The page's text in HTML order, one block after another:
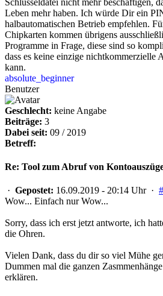
Leben mehr haben. Ich würde Dir ein
halbautomatischen Betrieb empfehlen.
Chipkarten kommen übrigens
Programme in Frage, diese sind so
dass es keine einzige nichtkommerzielle
kann.
absolute_beginner
Benutzer
Geschlecht: keine Angabe
Beiträge: 3
Dabei seit: 09 / 2019
Betreff:
Re: Tool zum Abruf von
· Gepostet: 16.09.2019 - 20:14 Uhr ·
Wow... Einfach nur Wow...
Sorry, dass ich erst jetzt antworte, ich
die Ohren.
Vielen Dank, dass du dir so viel Mühe
Dummen mal die ganzen
erklären.